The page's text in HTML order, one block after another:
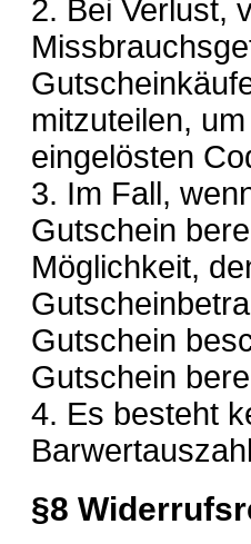
2. Bei Verlust,
mitzuteilen,
eingelösten
3. Im Fall,
Gutschein
Möglichkeit,
Gutschein
Gutschein
4. Es besteht
§8